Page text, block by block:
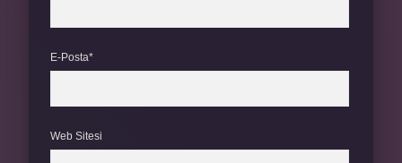
E-Posta*
Web Sitesi